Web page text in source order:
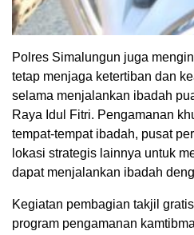
Polres Simalungun juga
tetap menjaga ketertiban dan
selama menjalankan ibadah
Raya Idul Fitri. Pengamanan
tempat-tempat ibadah, pusat
lokasi strategis lainnya untuk
dapat menjalankan ibadah
Kegiatan pembagian takjil
program pengamanan